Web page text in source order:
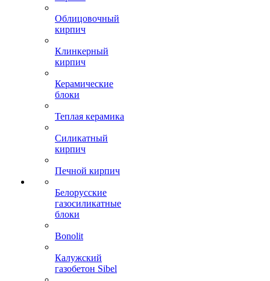
Облицовочный
кирпич
Клинкерный
кирпич
Керамические
блоки
Теплая керамика
Силикатный
кирпич
Печной кирпич
Белорусские
газосиликатные
блоки
Bonolit
Калужский
газобетон Sibel